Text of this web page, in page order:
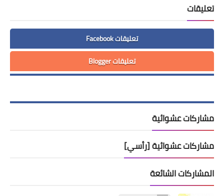
تعليقات
تعليقات Facebook
تعليقات Blogger
مشاركات عشوائية
مشاركات عشوائية [رأسي]
المشاركات الشائعة